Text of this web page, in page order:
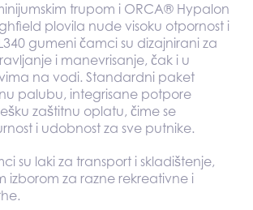
trupom i ORCA® Hypalon
plovila nude visoku otpornost i
gumeni čamci su dizajnirani za
i manevrisanje, čak i u
na vodi. Standardni paket
palubu, integrisane potpore
zaštitnu oplatu, čime se
i udobnost za sve putnike.
su laki za transport i skladištenje,
izborom za razne rekreativne i
.